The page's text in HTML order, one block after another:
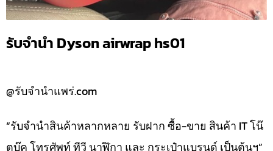
รับจำนำ Dyson airwrap hs01
@รับจำนำแพร่.com
“รับจำนำสินค้าหลากหลาย รับฝาก ซื้อ-ขาย สินค้า IT โน๊
ตบุ๊ค โทรศัพท์ ทีวี นาฬิกา และ กระเป๋าแบรนด์ เป็นต้นฯ”